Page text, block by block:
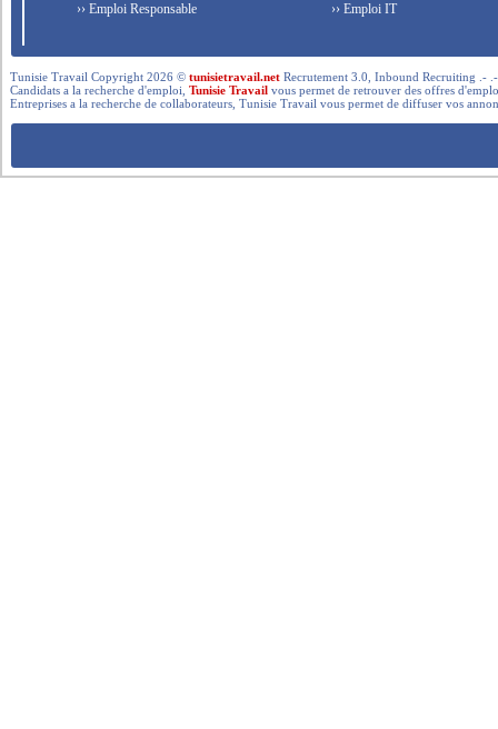
›› Emploi Responsable
›› Emploi IT
Tunisie Travail Copyright 2026 ©tunisietravail.net Recrutement 3.0, Inbound Recruiting .-
Candidats a la recherche d'emploi,Tunisie Travail vous permet de retrouver des offres
Entreprises a la recherche de collaborateurs, Tunisie Travail vous permet de diffuser vos